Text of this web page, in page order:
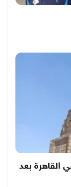
القاهرة بعد